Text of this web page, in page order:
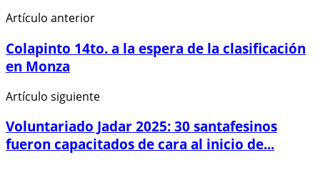
Artículo anterior
Colapinto 14to. a la espera de la clasificación
en Monza
Artículo siguiente
Voluntariado Jadar 2025: 30 santafesinos
fueron capacitados de cara al inicio de...